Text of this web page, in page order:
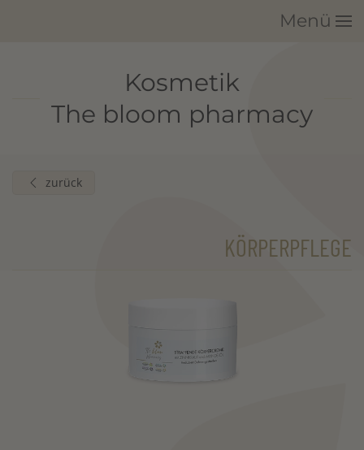
Menü
Kosmetik
The bloom pharmacy
zurück
KÖRPERPFLEGE